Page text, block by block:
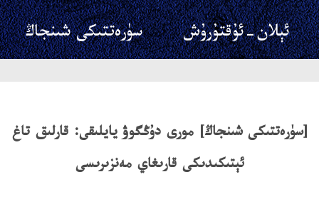
ئېلان-ئۇقتۇرۇش
سۈرەتتىكى شىنجاڭ
[سۈرەتتىكى شىنجاڭ] مورى دۇڭگوۋ يايلىقى: قارلىق تاغ
ئېتىكىدىكى قارىغاي مەنزىرىسى